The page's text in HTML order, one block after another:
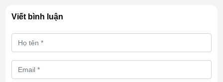
Viết bình luận